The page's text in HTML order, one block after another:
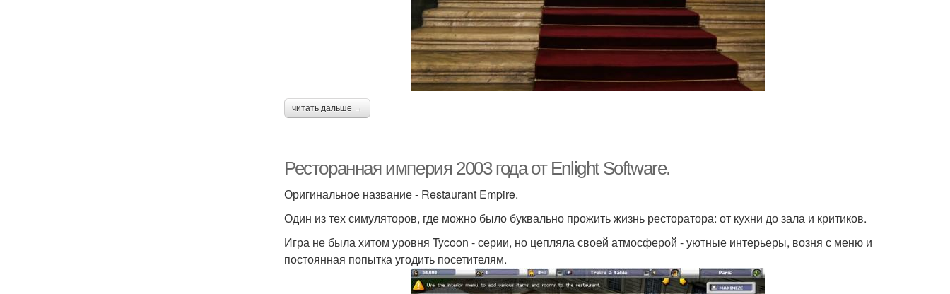
читать дальше →
Ресторанная империя 2003 года от Enlight Software.
Оригинальное название - Restaurant Empire.
Один из тех симуляторов, где можно было буквально прожить жизнь ресторатора: от кухни до зала и критиков.
Игра не была хитом уровня Tycoon - серии, но цепляла своей атмосферой - уютные интерьеры, возня с меню и
постоянная попытка угодить посетителям.